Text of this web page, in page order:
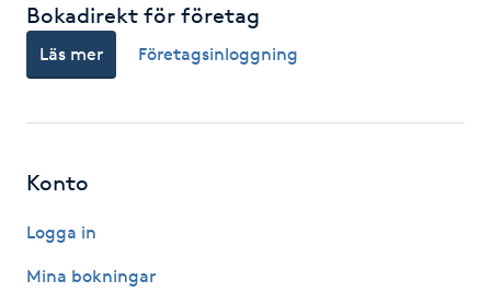
Fotmassage
Fransborttagning
Bokadirekt för företag
Läs mer Företagsinloggning
Konto
Logga in
Mina bokningar